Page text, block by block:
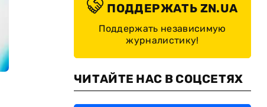
ПОДДЕРЖАТЬ ZN.UA
Поддержать независимую
журналистику!
ЧИТАЙТЕ НАС В СОЦСЕТЯХ